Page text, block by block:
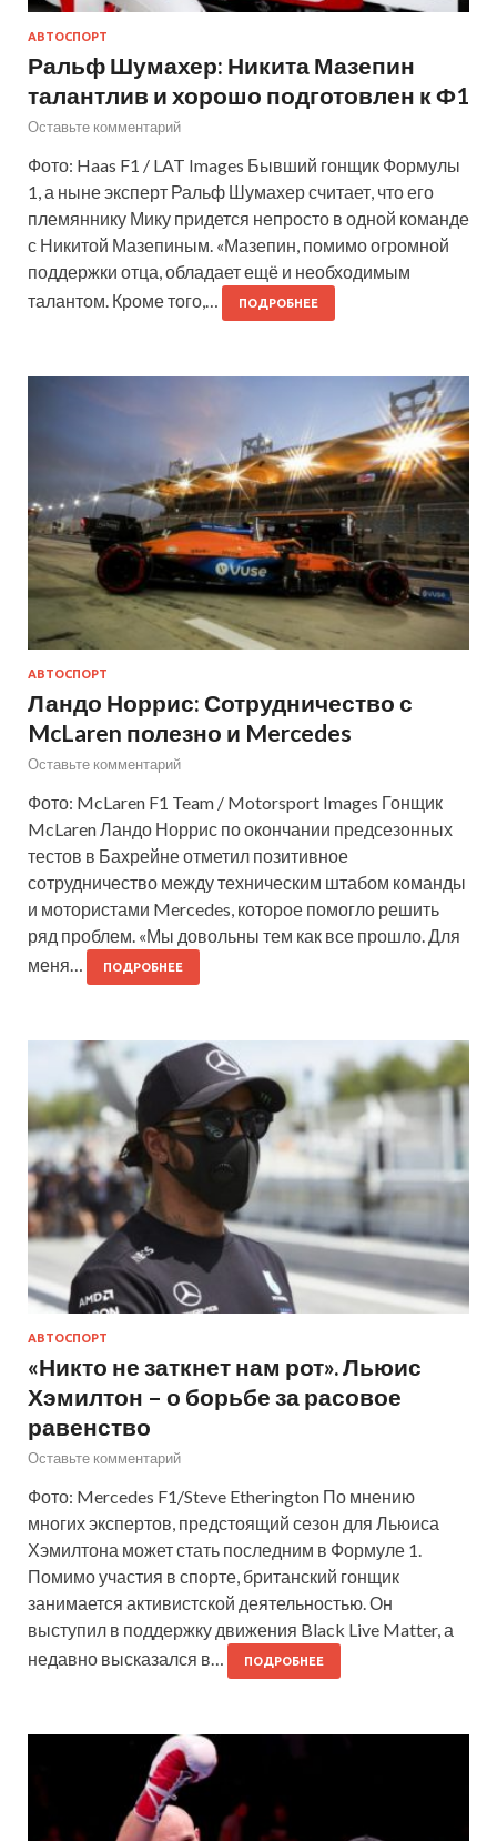
АВТОСПОРТ
Ральф Шумахер: Никита Мазепин
талантлив и хорошо подготовлен к Ф1
Оставьте комментарий
Фото: Haas F1 / LAT Images Бывший гонщик Формулы
1, а ныне эксперт Ральф Шумахер считает, что его
племяннику Мику придется непросто в одной команде
с Никитой Мазепиным. «Мазепин, помимо огромной
поддержки отца, обладает ещё и необходимым
талантом. Кроме того,…
ПОДРОБНЕЕ
АВТОСПОРТ
Ландо Норрис: Сотрудничество с
McLaren полезно и Mercedes
Оставьте комментарий
Фото: McLaren F1 Team / Motorsport Images Гонщик
McLaren Ландо Норрис по окончании предсезонных
тестов в Бахрейне отметил позитивное
сотрудничество между техническим штабом команды
и мотористами Mercedes, которое помогло решить
ряд проблем. «Мы довольны тем как все прошло. Для
меня…
ПОДРОБНЕЕ
АВТОСПОРТ
«Никто не заткнет нам рот». Льюис
Хэмилтон – о борьбе за расовое
равенство
Оставьте комментарий
Фото: Mercedes F1/Steve Etherington По мнению
многих экспертов, предстоящий сезон для Льюиса
Хэмилтона может стать последним в Формуле 1.
Помимо участия в спорте, британский гонщик
занимается активистской деятельностью. Он
выступил в поддержку движения Black Live Matter, а
недавно высказался в…
ПОДРОБНЕЕ